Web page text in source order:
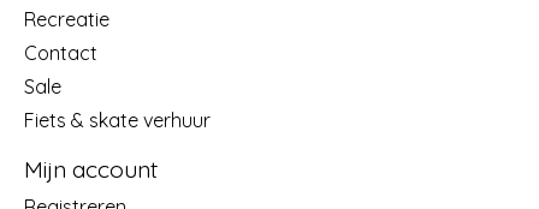
Recreatie
Contact
Sale
Fiets & skate verhuur
Mijn account